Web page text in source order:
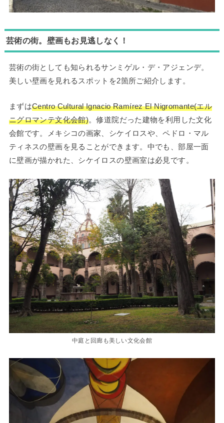
芸術の街。壁画もお見逃しなく！
芸術の街としても知られるサンミゲル・デ・アジェンデ。
美しい壁画を見れるスポットを2箇所ご紹介します。
まずはCentro Cultural Ignacio Ramírez El Nigromante(エル
ニグロマンテ文化会館)。修道院だった建物を利用した文化
会館です。メキシコの画家、シケイロスや、ペドロ・マル
ティネスの壁画を見ることができます。中でも、部屋一面
に壁画が描かれた、シケイロスの壁画室は必見です。
中庭と回廊も美しい文化会館